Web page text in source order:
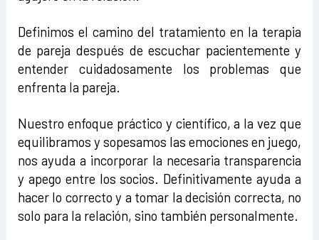
Definimos el camino del tratamiento en la terapia
de pareja después de escuchar pacientemente y
entender cuidadosamente los problemas que
enfrenta la pareja.
Nuestro enfoque práctico y científico, a la vez que
equilibramos y sopesamos las emociones en juego,
nos ayuda a incorporar la necesaria transparencia
y apego entre los socios. Definitivamente ayuda a
hacer lo correcto y a tomar la decisión correcta, no
solo para la relación, sino también personalmente.